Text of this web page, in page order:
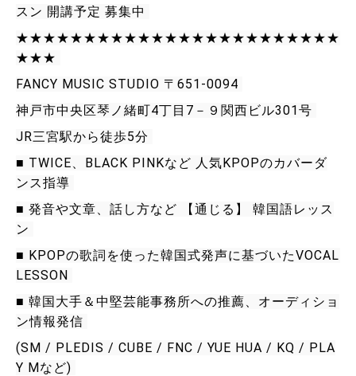
スン 開講予定 募集中
★★★★★★★★★★★★★★★★★★★★★★★★
★★★
FANCY MUSIC STUDIO 〒651-0094
神戸市中央区琴ノ緒町4丁目7－９関西ビル301号
JR三宮駅から徒歩5分
■ TWICE、BLACK PINKなど 人気KPOPのカバーダ
ンス指導
■ 発音や文章、話し方など 【通じる】 韓国語レッス
ン
■ KPOPの歌詞を使った韓国式発声に基づいたVOCAL
LESSON
■ 韓国大手＆中堅芸能事務所への推薦、オーディショ
ン情報発信
(SM / PLEDIS / CUBE / FNC / YUE HUA / KQ / PLA
Y Mなど)